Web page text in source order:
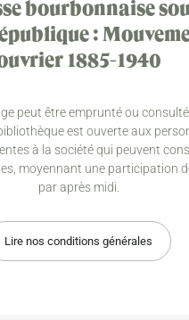
bourbonnaise
:
1885-1940
peut être emprunté ou
est ouverte aux
à la société qui peuvent
moyennant une participation
par après midi.
Lire nos conditions générales